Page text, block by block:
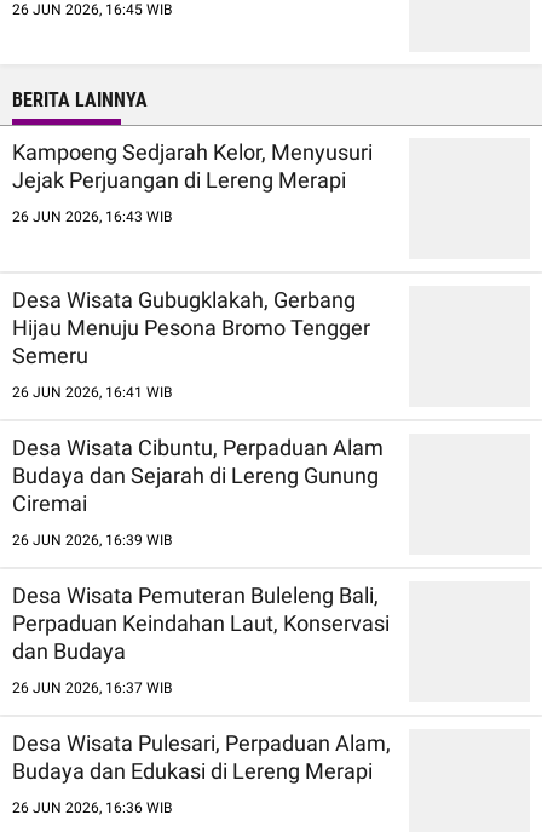
26 JUN 2026, 16:45 WIB
BERITA LAINNYA
Kampoeng Sedjarah Kelor, Menyusuri
Jejak Perjuangan di Lereng Merapi
26 JUN 2026, 16:43 WIB
Desa Wisata Gubugklakah, Gerbang
Hijau Menuju Pesona Bromo Tengger
Semeru
26 JUN 2026, 16:41 WIB
Desa Wisata Cibuntu, Perpaduan Alam
Budaya dan Sejarah di Lereng Gunung
Ciremai
26 JUN 2026, 16:39 WIB
Desa Wisata Pemuteran Buleleng Bali,
Perpaduan Keindahan Laut, Konservasi
dan Budaya
26 JUN 2026, 16:37 WIB
Desa Wisata Pulesari, Perpaduan Alam,
Budaya dan Edukasi di Lereng Merapi
26 JUN 2026, 16:36 WIB